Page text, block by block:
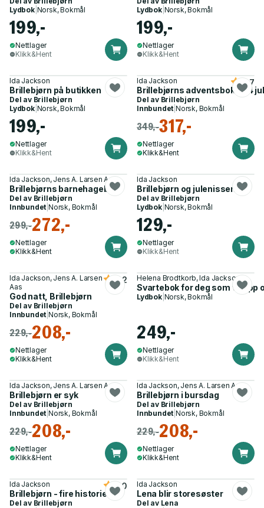
Lydbok| Norsk, Bokmål
199,-
Nettlager
Klikk&Hent
Lydbok| Norsk, Bokmål
199,-
Nettlager
Klikk&Hent
Ida Jackson
Brillebjørn på butikken
Del av Brillebjørn
Lydbok| Norsk, Bokmål
199,-
Nettlager
Klikk&Hent
Ida Jackson
Brillebjørns adventsbok - 24
4.7
Del av Brillebjørn
Innbundet |Norsk, Bokmål
349,-317,-
Nettlager
Klikk&Hent
Ida Jackson, Jens A. Larsen Aas
Brillebjørns barnehagebok
Del av Brillebjørn
Innbundet |Norsk, Bokmål
299,-272,-
Nettlager
Klikk&Hent
Ida Jackson
Brillebjørn og julenissen
Del av Brillebjørn
Lydbok| Norsk, Bokmål
129,-
Nettlager
Klikk&Hent
Ida Jackson, Jens A. Larsen
Aas
God natt, Brillebjørn
4.2
Del av Brillebjørn
Innbundet |Norsk, Bokmål
229,-208,-
Nettlager
Klikk&Hent
Helena Brodtkorb, Ida Jackson
Svartebok for deg som vil opp
Lydbok| Norsk, Bokmål
249,-
Nettlager
Klikk&Hent
Ida Jackson, Jens A. Larsen Aas
Brillebjørn er syk
Del av Brillebjørn
Innbundet |Norsk, Bokmål
229,-208,-
Nettlager
Klikk&Hent
Ida Jackson, Jens A. Larsen Aas
Brillebjørn i bursdag
Del av Brillebjørn
Innbundet |Norsk, Bokmål
229,-208,-
Nettlager
Klikk&Hent
Ida Jackson
Brillebjørn - fire historier
5.0
Del av Brillebjørn
Ida Jackson
Lena blir storesøster
Del av Lena